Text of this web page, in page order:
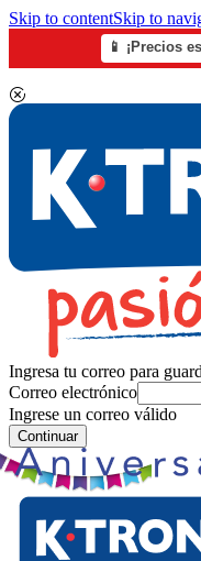
Skip to contentSkip to
📱 ¡Precios
Ingresa tu correo para
Correo electrónico
Ingrese un correo válido
Continuar